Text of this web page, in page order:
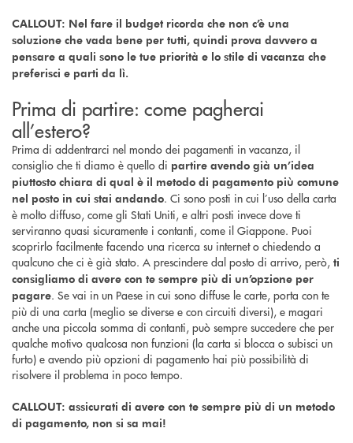
CALLOUT: Nel fare il budget ricorda che non c’è una
soluzione che vada bene per tutti, quindi prova davvero a
pensare a quali sono le tue priorità e lo stile di vacanza che
preferisci e parti da lì.
Prima di partire: come pagherai
all’estero?
Prima di addentrarci nel mondo dei pagamenti in vacanza, il
consiglio che ti diamo è quello di partire avendo già un’idea
piuttosto chiara di qual è il metodo di pagamento più comune
nel posto in cui stai andando. Ci sono posti in cui l’uso della carta
è molto diffuso, come gli Stati Uniti, e altri posti invece dove ti
serviranno quasi sicuramente i contanti, come il Giappone. Puoi
scoprirlo facilmente facendo una ricerca su internet o chiedendo a
qualcuno che ci è già stato. A prescindere dal posto di arrivo, però, ti
consigliamo di avere con te sempre più di un’opzione per
pagare. Se vai in un Paese in cui sono diffuse le carte, porta con te
più di una carta (meglio se diverse e con circuiti diversi), e magari
anche una piccola somma di contanti, può sempre succedere che per
qualche motivo qualcosa non funzioni (la carta si blocca o subisci un
furto) e avendo più opzioni di pagamento hai più possibilità di
risolvere il problema in poco tempo.
CALLOUT: assicurati di avere con te sempre più di un metodo
di pagamento, non si sa mai!